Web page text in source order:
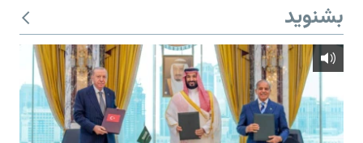
بشنوید